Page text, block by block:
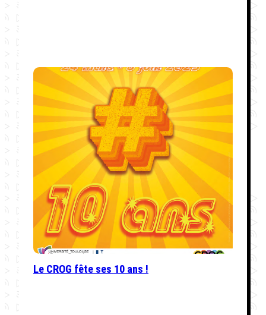
Le CROG fête ses 10 ans !